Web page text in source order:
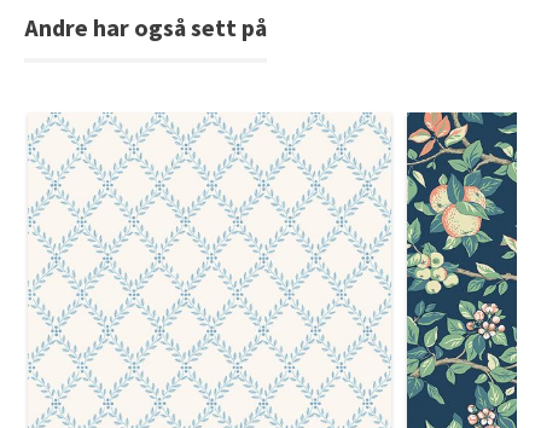
Andre har også sett på